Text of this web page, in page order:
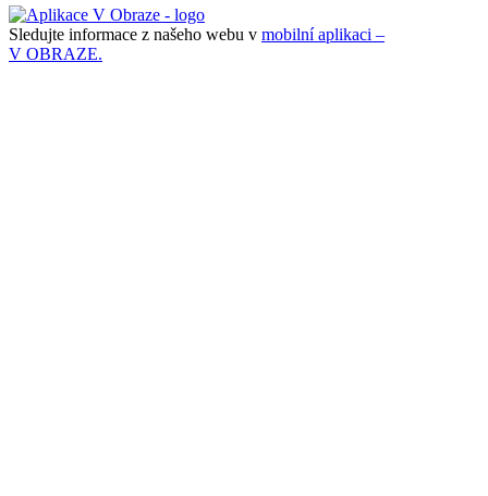
Sledujte informace z našeho webu v mobilní aplikaci –
V OBRAZE.